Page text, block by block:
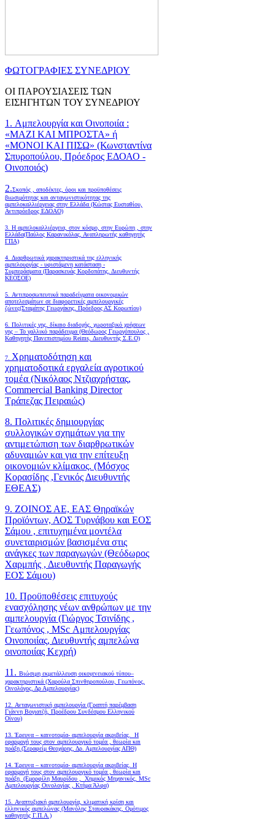
ΦΩΤΟΓΡΑΦΙΕΣ ΣΥΝΕΔΡΙΟΥ
ΟΙ ΠΑΡΟΥΣΙΑΣΕΙΣ ΤΩΝ
ΕΙΣΗΓΗΤΩΝ ΤΟΥ ΣΥΝΕΔΡΙΟΥ
1. Αμπελουργία και Οινοποιία :
«ΜΑΖΙ ΚΑΙ ΜΠΡΟΣΤΑ» ή
«ΜΟΝΟΙ ΚΑΙ ΠΙΣΩ» (Κωνσταντίνα
Σπυροπούλου, Πρόεδρος ΕΔΟΑΟ -
Οινοποιός)
2.Σκοπός , αποδέκτες, όροι και προϋποθέσεις
βιωσιμότητας και ανταγωνιστικότητας της
αμπελοκαλλιέργειας στην Ελλάδα (Κώστας Ευσταθίου,
Αντιπρόεδρος ΕΔΟΑΟ)
3. Η αμπελοκαλλιέργεια, στον κόσμο, στην Ευρώπη , στην
Ελλάδα(Παύλος Καρανικόλας, Αναπληρωτής καθηγητής
ΓΠΑ)
4. Διαρθρωτικά χαρακτηριστικά της ελληνικής
αμπελουργίας - υφιστάμενη κατάσταση -
Συμπεράσματα (Παρασκευάς Κορδοπάτης, Διευθυντής
ΚΕΟΣΟΕ)
5. Αντιπροσωπευτικά παραδείγματα οικονομικών
αποτελεσμάτων σε διαφορετικές αμπελουργικές
ζώνες(Σταμάτης Γεωργάκης, Πρόεδρος ΑΣ Κορωπίου)
6. Πολιτικές γης, δίκαιο διαδοχής, χωροταξικό χρήσεων
γης – Το γαλλικό παράδειγμα (Θεόδωρος Γεωργόπουλος ,
Καθηγητής Πανεπιστημίου Reims, Διευθυντής Σ.Ε.Ο)
7. Χρηματοδότηση και
χρηματοδοτικά εργαλεία αγροτικού
τομέα (Νικόλαος Ντζιαχρήστας,
Commercial Banking Director
Τράπεζας Πειραιώς)
8. Πολιτικές δημιουργίας
συλλογικών σχημάτων για την
αντιμετώπιση των διαρθρωτικών
αδυναμιών και για την επίτευξη
οικονομιών κλίμακος. (Μόσχος
Κορασίδης ,Γενικός Διευθυντής
ΕΘΕΑΣ)
9. ΖΟΙΝΟΣ ΑΕ, ΕΑΣ Θηραϊκών
Προϊόντων, ΑΟΣ Τυρνάβου και ΕΟΣ
Σάμου , επιτυχημένα μοντέλα
συνεταιρισμών βασισμένα στις
ανάγκες των παραγωγών (Θεόδωρος
Χαρμπής , Διευθυντής Παραγωγής
ΕΟΣ Σάμου)
10. Προϋποθέσεις επιτυχούς
ενασχόλησης νέων ανθρώπων με την
αμπελουργία (Γιώργος Τσινίδης ,
Γεωπόνος , MSc Αμπελουργίας
Οινοποιίας, Διευθυντής αμπελώνα
οινοποιίας Κεχρή)
11. Βιώσιμη εκμετάλλευση οικογενειακού τύπου–
χαρακτηριστικά (Χαρούλα Σπινθηροπούλου, Γεωπόνος,
Οινολόγος, Δρ Αμπελουργίας)
12. Ανταγωνιστική αμπελουργία (Γραπτή παρέμβαση
Γιάννη Βογιατζή, Προέδρου Συνδέσμου Ελληνικού
Οίνου)
13. Έρευνα – καινοτομία- αμπελουργία ακριβείας. Η
εφαρμογή τους στον αμπελουργικό τομέα , θεωρία και
πράξη.(Σεραφείμ Θεοχάρης, Δρ. Αμπελουργίας ΑΠΘ)
14. Έρευνα – καινοτομία- αμπελουργία ακριβείας. Η
εφαρμογή τους στον αμπελουργικό τομέα , θεωρία και
πράξη. (Εμορφίλη Μαυρίδου , Χημικός Μηχανικός, MSc
Αμπελουργίας Οινολογίας , Κτήμα Άλφα)
15. Αναπτυξιακή αμπελουργία, κλιματική κρίση και
ελληνικός αμπελώνας (Μανόλης Σταυρακάκης, Ομότιμος
καθηγητής Γ.Π.Α.)